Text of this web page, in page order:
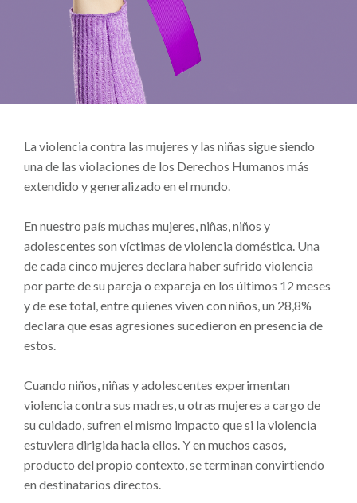
La violencia contra las mujeres y las niñas sigue siendo
una de las violaciones de los Derechos Humanos más
extendido y generalizado en el mundo.
En nuestro país muchas mujeres, niñas, niños y
adolescentes son víctimas de violencia doméstica. Una
de cada cinco mujeres declara haber sufrido violencia
por parte de su pareja o expareja en los últimos 12 meses
y de ese total, entre quienes viven con niños, un 28,8%
declara que esas agresiones sucedieron en presencia de
estos.
Cuando niños, niñas y adolescentes experimentan
violencia contra sus madres, u otras mujeres a cargo de
su cuidado, sufren el mismo impacto que si la violencia
estuviera dirigida hacia ellos. Y en muchos casos,
producto del propio contexto, se terminan convirtiendo
en destinatarios directos.